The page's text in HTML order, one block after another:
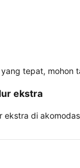
tepat,
ekstra
di